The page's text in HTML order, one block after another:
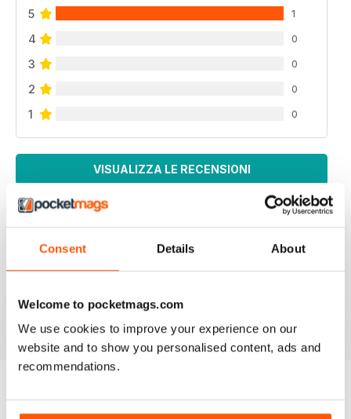
Consent Details About
Welcome to pocketmags.com
We use cookies to improve your experience on our
website and to show you personalised content, ads and
recommendations.
5 1
4 0
3 0
2 0
1 0
VISUALIZZA LE RECENSIONI
NEVER DISAPPOINTS
EDIZIONI INDIETRO Visualizza tutti